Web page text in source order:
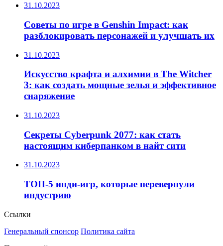
31.10.2023
Советы по игре в Genshin Impact: как
разблокировать персонажей и улучшать их
31.10.2023
Искусство крафта и алхимии в The Witcher
3: как создать мощные зелья и эффективное
снаряжение
31.10.2023
Секреты Cyberpunk 2077: как стать
настоящим киберпанком в найт сити
31.10.2023
ТОП-5 инди-игр, которые перевернули
индустрию
Ссылки
Генеральный спонсор Политика сайта